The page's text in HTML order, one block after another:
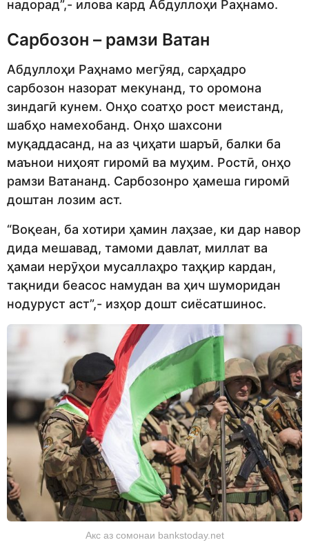
надорад”,- илова кард Абдуллоҳи Раҳнамо.
Сарбозон – рамзи Ватан
Абдуллоҳи Раҳнамо мегӯяд, сарҳадро
сарбозон назорат мекунанд, то оромона
зиндагӣ кунем. Онҳо соатҳо рост меистанд,
шабҳо намехобанд. Онҳо шахсони
муқаддасанд, на аз ҷиҳати шаръӣ, балки ба
маънои ниҳоят гиромӣ ва муҳим. Ростӣ, онҳо
рамзи Ватананд. Сарбозонро ҳамеша гиромӣ
доштан лозим аст.
“Воқеан, ба хотири ҳамин лаҳзае, ки дар навор
дида мешавад, тамоми давлат, миллат ва
ҳамаи нерӯҳои мусаллаҳро таҳқир кардан,
тақниди беасос намудан ва ҳич шуморидан
нодуруст аст”,- изҳор дошт сиёсатшинос.
Акс аз сомонаи bankstoday.net